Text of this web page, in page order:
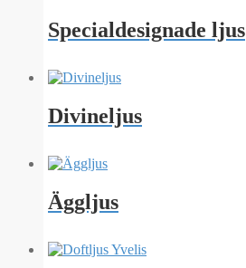
Specialdesignade ljus
Divineljus
Äggljus